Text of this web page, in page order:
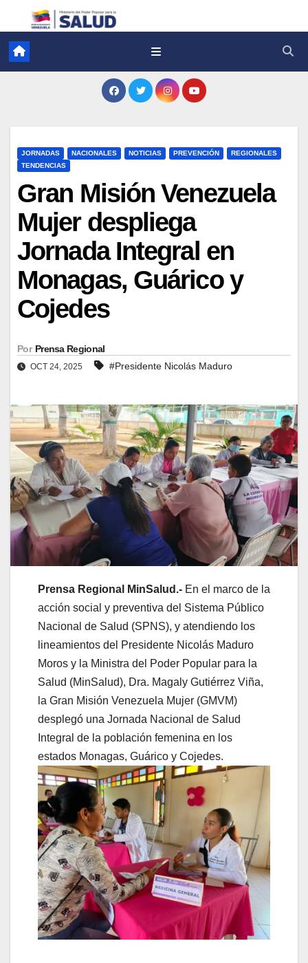
JORNADAS NACIONALES NOTICIAS PREVENCIÓN
REGIONALES
TENDENCIAS
Gran Misión Venezuela
Mujer despliega
Jornada Integral en
Monagas, Guárico y
Cojedes
Por Prensa Regional
OCT 24, 2025 #Presidente Nicolás Maduro
Prensa Regional MinSalud.- En el marco de la
acción social y preventiva del Sistema Público
Nacional de Salud (SPNS), y atendiendo los
lineamientos del Presidente Nicolás Maduro
Moros y la Ministra del Poder Popular para la
Salud (MinSalud), Dra. Magaly Gutiérrez Viña,
la Gran Misión Venezuela Mujer (GMVM)
desplegó una Jornada Nacional de Salud
Integral de la población femenina en los
estados Monagas, Guárico y Cojedes.